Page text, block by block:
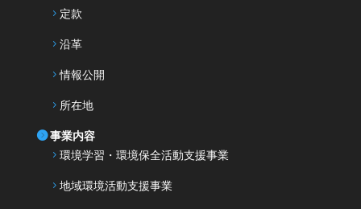
定款
沿革
情報公開
所在地
事業内容
環境学習・環境保全活動支援事業
地域環境活動支援事業